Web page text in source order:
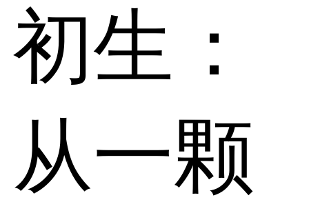
初生：
从一颗